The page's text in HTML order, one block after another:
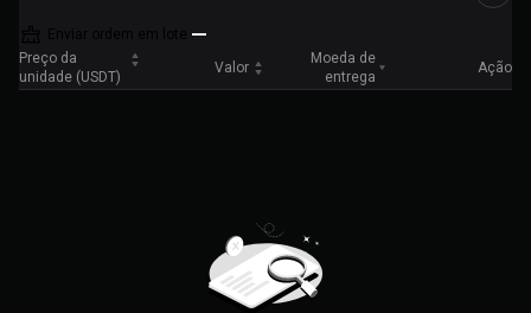
Preço da
unidade (USDT)
Valor
Moeda de
entrega
Ação